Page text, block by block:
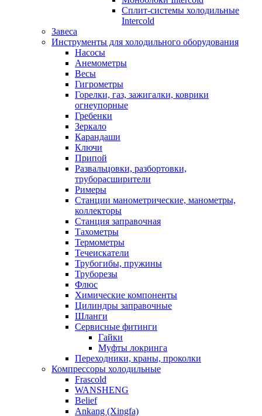
Сплит-системы холодильные
Intercold
Завеса
Инструменты для холодильного оборудования
Насосы
Анемометры
Весы
Гигрометры
Горелки, газ, зажигалки, коврики
огнеупорные
Гребенки
Зеркало
Карандаши
Ключи
Припой
Развальцовки, разбортовки,
труборасширители
Римеры
Станции манометрические, манометры,
коллекторы
Станция заправочная
Тахометры
Термометры
Течеискатели
Трубогибы, пружины
Труборезы
Флюс
Химические компоненты
Цилиндры заправочные
Шланги
Сервисные фитинги
Гайки
Муфты локринга
Переходники, краны, проколки
Компрессоры холодильные
Frascold
WANSHENG
Belief
Ankang (Xingfa)